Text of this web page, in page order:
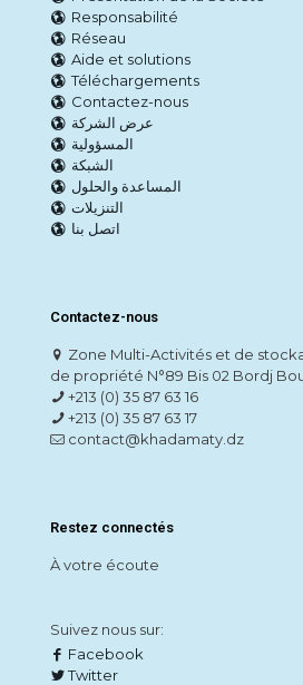
Responsabilité
Réseau
Aide et solutions
Téléchargements
Contactez-nous
عرض الشركة
المسؤولية
الشبكة
المساعدة والحلول
التنزيلات
اتصل بنا
Contactez-nous
Zone Multi-Activités et de
de propriété N°89 Bis 02 Bordj
+213 (0) 35 87 63 16
+213 (0) 35 87 63 17
contact@khadamaty.dz
Restez connectés
À votre écoute
Suivez nous sur:
Facebook
Twitter